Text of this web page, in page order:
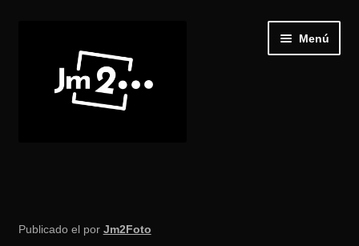
navegación
contenido
Menú
Publicado el por Jm2Foto